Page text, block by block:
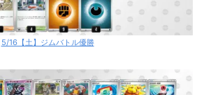
5/16【土】ジムバトル優勝